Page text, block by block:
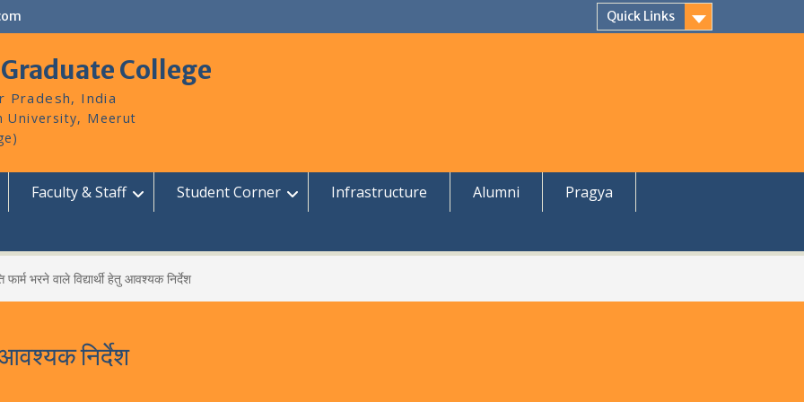
Quick Links
College
Pradesh, India
Faculty & Staff Student Corner Infrastructure Alumni
Pragya
फार्म भरने वाले विद्यार्थी हेतु आवश्यक निर्देश
आवश्यक निर्देश